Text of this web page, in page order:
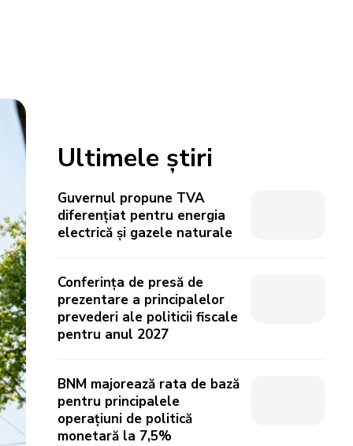
Ultimele știri
Guvernul propune TVA
diferențiat pentru energia
electrică și gazele naturale
Conferința de presă de
prezentare a principalelor
prevederi ale politicii fiscale
pentru anul 2027
BNM majorează rata de bază
pentru principalele
operațiuni de politică
monetară la 7,5%